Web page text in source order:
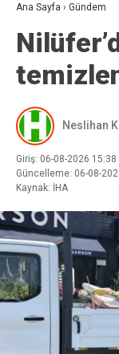
Ana Sayfa › Gündem
Neslihan
Giriş: 06-08-2026 15:38
Güncelleme: 06-08-
Kaynak: İHA